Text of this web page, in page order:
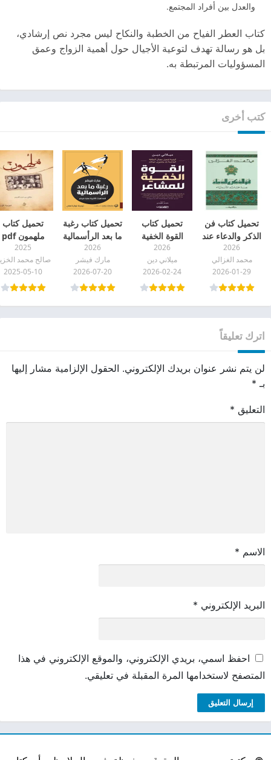
والعدل بين أفراد المجتمع.
كتاب العطر الفياح من الخطبة والنكاح ليس مجرد نص إرشادي،
بل هو رسالة تهدف لتوعية الأجيال حول أهمية الزواج وعمق
المسؤوليات المرتبطة به.
كتب أخرى
تحميل كتاب فن
الذكر والدعاء عند
خاتم الأنبياء pdf
2026
محمد الغزالي
2026-01-29
تحميل كتاب
القوة الخفية
للمشاعر pdf
2026
ميلاني دين
2026-02-24
تحميل كتاب رغبة
ما بعد الرأسمالية
pdf
2026
مارك فيشر
2026-07-20
تحميل كتاب
ملهمون pdf
2025
صالح محمد
2025-05-10
اترك تعليقاً
لن يتم نشر عنوان بريدك الإلكتروني. الحقول الإلزامية مشار إليها
بـ *
التعليق *
الاسم *
البريد الإلكتروني *
احفظ اسمي، بريدي الإلكتروني، والموقع الإلكتروني في هذا
المتصفح لاستخدامها المرة المقبلة في تعليقي.